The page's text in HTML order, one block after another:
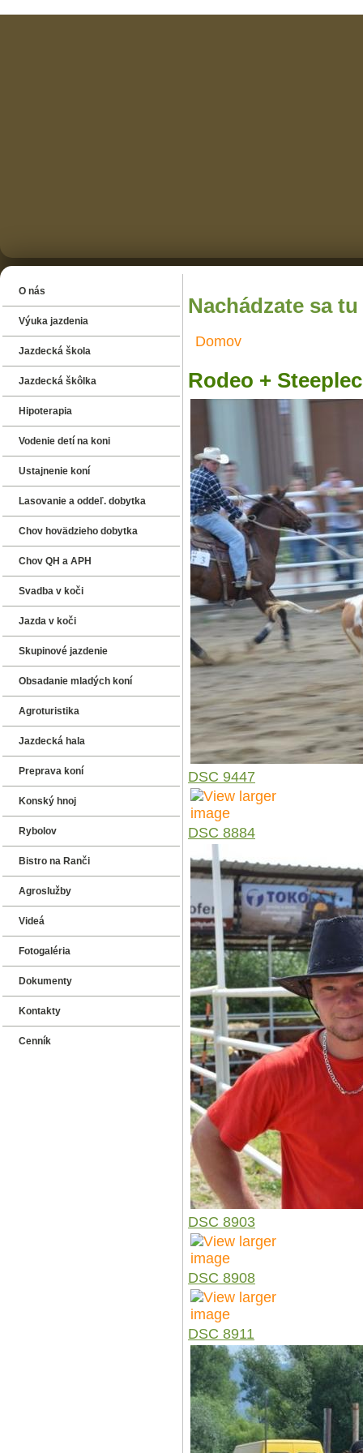
O nás
Výuka jazdenia
Jazdecká škola
Jazdecká škôlka
Hipoterapia
Vodenie detí na koni
Ustajnenie koní
Lasovanie a oddeľ. dobytka
Chov hovädzieho dobytka
Chov QH a APH
Svadba v koči
Jazda v koči
Skupinové jazdenie
Obsadanie mladých koní
Agroturistika
Jazdecká hala
Preprava koní
Konský hnoj
Rybolov
Bistro na Ranči
Agroslužby
Videá
Fotogaléria
Dokumenty
Kontakty
Cenník
Nachádzate sa tu
Domov
Rodeo +
DSC 9447
DSC 8884
DSC 8903
DSC 8908
DSC 8911